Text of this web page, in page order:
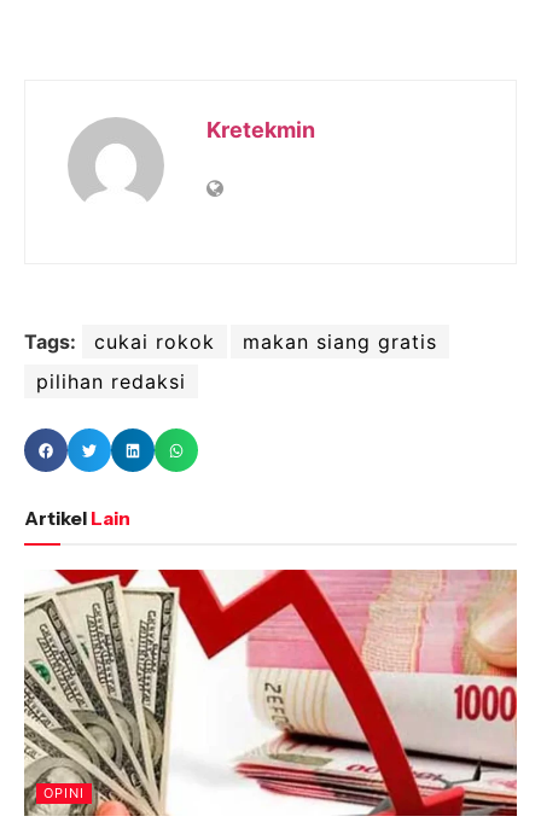
Kretekmin
Tags: cukai rokok
makan siang gratis
pilihan redaksi
Artikel Lain
OPINI